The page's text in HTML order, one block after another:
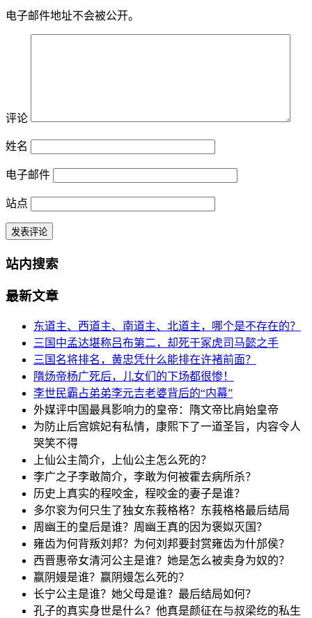
电子邮件地址不会被公开。
评论
姓名
电子邮件
站点
站内搜索
最新文章
东道主、西道主、南道主、北道主，哪个是不存在的？
三国中孟达堪称吕布第二，却死于冢虎​司马懿​之手
三国名将排名，黄忠凭什么能排在​许褚​前面？
隋炀帝​杨广死后，儿女们的下场都很惨！
李世民霸占弟弟​李元吉​老婆背后的“内幕”
外媒评中国最具影响力的皇帝：​隋文帝​比肩始皇帝
为防止后宫嫔妃有私情，​康熙​下了一道圣旨，内容令人
哭笑不得
上仙公主简介，上仙公主怎么死的？
李广之子李敢简介，李敢为何被霍去病所杀？
历史上真实的程咬金，程咬金的妻子是谁？
多尔衮为何只生了独女东莪格格？东莪格格最后结局
周幽王的皇后是谁？周幽王真的因为褒姒灭国？
雍齿为何背叛刘邦？为何刘邦要封赏雍齿为什邡侯？
西晋惠帝女清河公主是谁？她是怎么被卖身为奴的？
嬴阴嫚是谁？嬴阴嫚怎么死的？
长宁公主是谁？她父母是谁？最后结局如何？
孔子的真实身世是什么？他真是颜征在与叔梁纥的私生